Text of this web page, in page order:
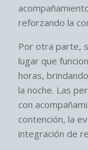
reforzando la
Por otra parte,
lugar que
horas,
la noche. Las
con
contención, la
integración de